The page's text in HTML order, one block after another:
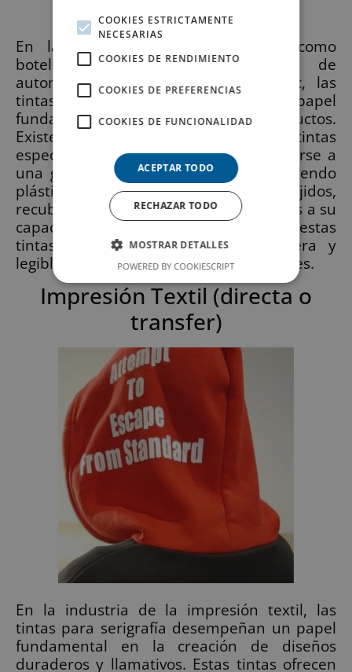
En la personalización de objetos, como
botellas, envases, componentes de
automoción, plásticos moldeados, etc, las
tintas para serigrafía desempeñan un papel
fundamental en el marcaje de productos.
Existe una amplia gama de tintas
especialmente formuladas para adherirse a
una gran variedad de sustratos, incluyendo
plástico, metal, vidrio, tejidos,
recubrimientos y otros soportes. Gracias a su
capacidad de adhesión y resistencia, estas
tintas garantizan una marca duradera y
legible en entornos industriales exigentes.
Impresión Textil (directa o
transfer)
En la industria de la impresión textil, las
tintas para serigrafía desempeñan un papel
fundamental en la creación de diseños
duraderos y llamativos. Estas tintas ofrecen
COOKIES ESTRICTAMENTE
NECESARIAS
COOKIES DE RENDIMIENTO
COOKIES DE PREFERENCIAS
COOKIES DE FUNCIONALIDAD
ACEPTAR TODO
RECHAZAR TODO
MOSTRAR DETALLES
POWERED BY COOKIESCRIPT